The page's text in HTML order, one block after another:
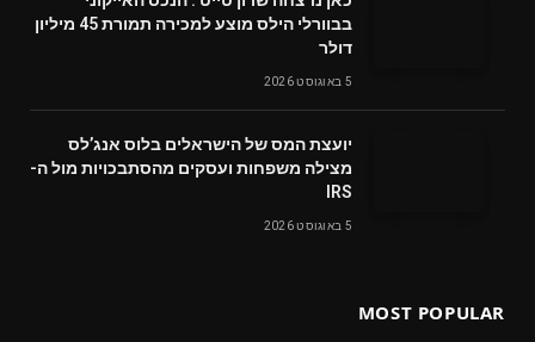
‬דולר
5 באוגוסט 2026
‬מצילה‭ ‬משפחות‭ ‬ועסקים‭ ‬מהסתבכויות‭ ‬מול‭ ‬ה-
IRS
5 באוגוסט 2026
MOST POPULAR